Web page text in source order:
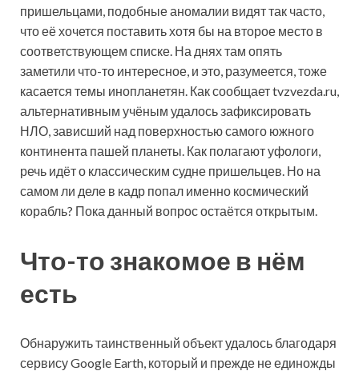
пришельцами, подобные аномалии видят так часто,
что её хочется поставить хотя бы на второе место в
соответствующем списке. На днях там опять
заметили что-то интересное, и это, разумеется, тоже
касается темы инопланетян. Как сообщает tvzvezda.ru,
альтернативным учёным удалось зафиксировать
НЛО, зависший над поверхностью самого южного
континента пашей планеты. Как полагают уфологи,
речь идёт о классическим судне пришельцев. Но на
самом ли деле в кадр попал именно космический
корабль? Пока данный вопрос остаётся открытым.
Что-то знакомое в нём
есть
Обнаружить таинственный объект удалось благодаря
сервису Google Earth, который и прежде не единожды